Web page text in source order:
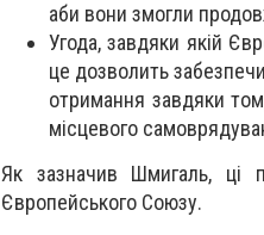
аби вони змогли
Угода, завдяки якій
це дозволить
отримання завдяки
місцевого
Як зазначив Шмигаль, ці
Європейського Союзу.